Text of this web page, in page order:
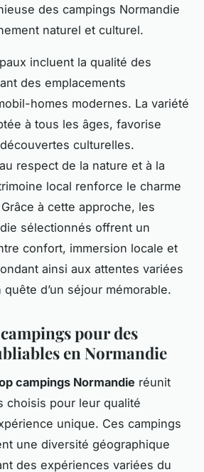
des campings Normandie
naturel et culturel.
incluent la qualité des
des emplacements
homes modernes. La variété
à tous les âges, favorise
culturelles.
respect de la nature et à la
local renforce le charme
à cette approche, les
sélectionnés offrent un
confort, immersion locale et
ainsi aux attentes variées
d’un séjour mémorable.
pour des
en Normandie
campings Normandie réunit
choisis pour leur qualité
unique. Ces campings
une diversité géographique
des expériences variées du